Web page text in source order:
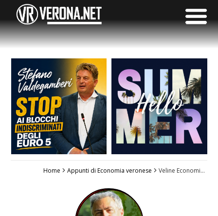
Home Appunti di Economia veronese Veline Economiche e Politiche